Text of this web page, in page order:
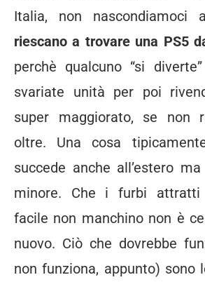
Italia, non
riescano a trovare una PS5
perchè qualcuno “si
svariate unità per poi
super maggiorato, se non
oltre. Una cosa
succede anche all’estero
minore. Che i furbi attratti
facile non manchino non è
nuovo. Ciò che dovrebbe
non funziona, appunto) sono